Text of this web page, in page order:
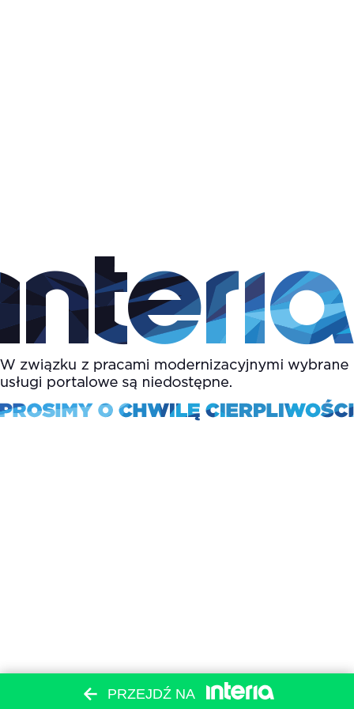
PRZEJDŹ NA